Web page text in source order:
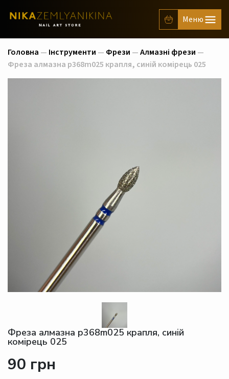
Головна — Інструменти — Фрези —Алмазні фрези —
Фреза алмазна p368m025 крапля, синій комірець 025
Фреза алмазна p368m025 крапля, синій
комірець 025
90 грн